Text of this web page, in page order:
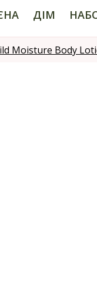
ДІМ
Moisture Body